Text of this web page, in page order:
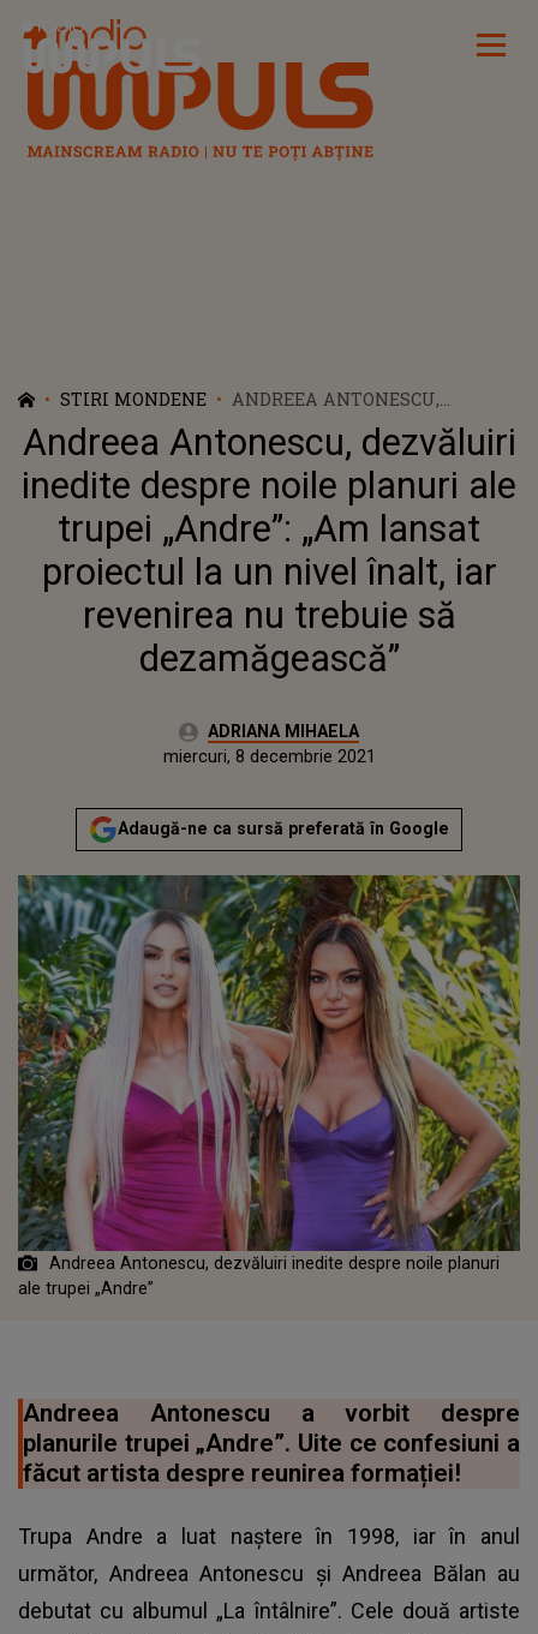
Radio Impuls
STIRI MONDENE
ANDREEA ANTONESCU,
DEZVĂLUIRI INEDITE DESPRE
NOILE PLANURI ALE TRUPEI
„ANDRE”: „AM LANSAT
PROIECTUL LA UN NIVEL ÎNALT,
IAR REVENIREA NU TREBUIE SĂ
DEZAMĂGEASCĂ”
Andreea Antonescu, dezvăluiri
inedite despre noile planuri ale
trupei „Andre”: „Am lansat
proiectul la un nivel înalt, iar
revenirea nu trebuie să
dezamăgească”
Autor:ADRIANA MIHAELA
miercuri, 8 decembrie 2021
Actualizat:
miercuri, 8 decembrie 2021
Adaugă-ne ca sursă preferată în Google
Andreea Antonescu, dezvăluiri inedite despre noile planuri
ale trupei „Andre”
Andreea Antonescu a vorbit despre
planurile trupei „Andre”. Uite ce confesiuni a
făcut artista despre reunirea formației!
Trupa Andre a luat naștere în 1998, iar în anul
următor, Andreea Antonescu și Andreea Bălan au
debutat cu albumul „La întâlnire”. Cele două artiste